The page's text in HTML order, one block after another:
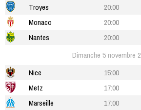
Troyes
20:00
Monaco
20:00
Nantes
20:00
Dimanche 5 novembre
Nice
15:00
Metz
17:00
Marseille
17:00